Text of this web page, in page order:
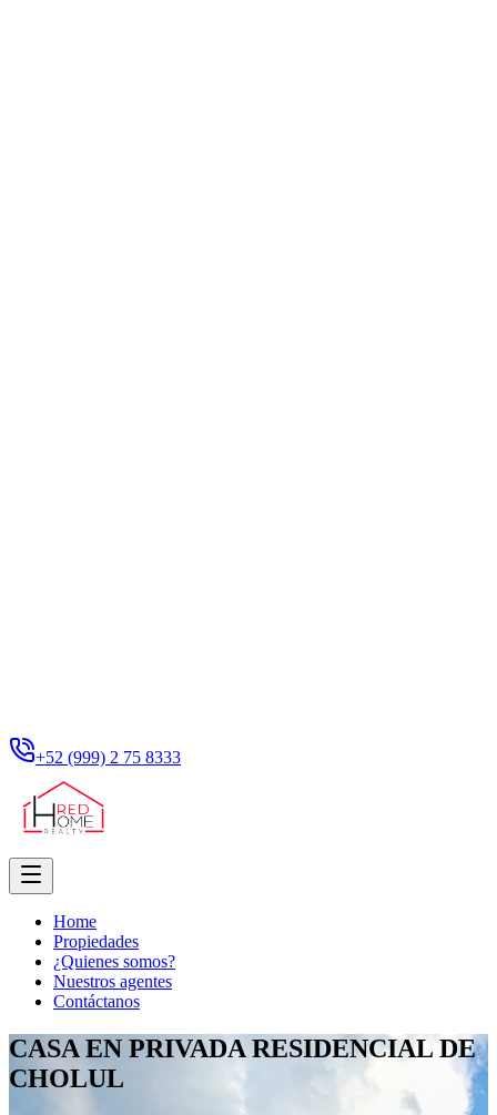
+52 (999) 2 75 8333
Home
Propiedades
¿Quienes somos?
Nuestros agentes
Contáctanos
CASA EN PRIVADA RESIDENCIAL DE
CHOLUL